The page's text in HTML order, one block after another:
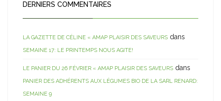
DERNIERS COMMENTAIRES
LA GAZETTE DE CÉLINE « AMAP PLAISIR DES SAVEURS dans
SEMAINE 17: LE PRINTEMPS NOUS AGITE!
LE PANIER DU 26 FÉVRIER « AMAP PLAISIR DES SAVEURS dans
PANIER DES ADHÉRENTS AUX LÉGUMES BIO DE LA SARL RENARD:
SEMAINE 9